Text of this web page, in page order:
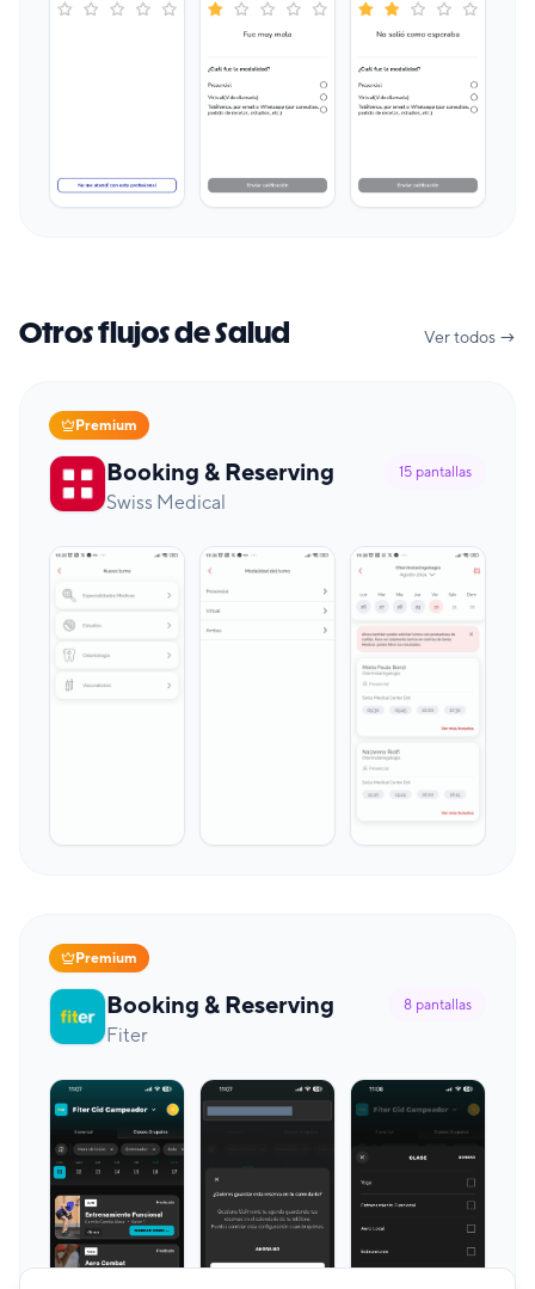
Otros flujos de Salud Ver todos →
Premium
Booking & Reserving
Swiss Medical
15 pantallas
Premium
Booking & Reserving
Fiter
8 pantallas